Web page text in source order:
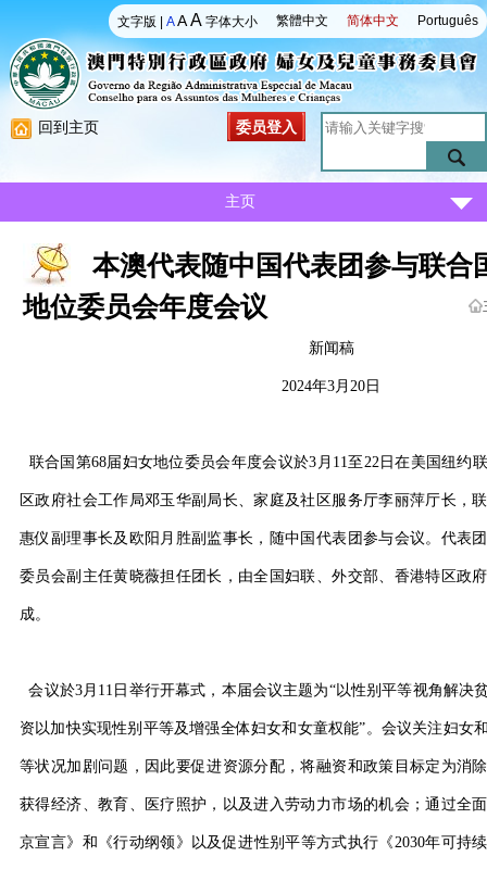
Português
简体中文
繁體中文
文字版 |A A A 字体大小
回到主页 委员登入
主页
本澳代表随中国代表团参与联合
地位委员会年度会议
新闻稿
2024年3月20日
联合国第68届妇女地位委员会年度会议於3月11至22日在美国纽约
区政府社会工作局邓玉华副局长、家庭及社区服务厅李丽萍厅长，
惠仪副理事长及欧阳月胜副监事长，随中国代表团参与会议。代表
委员会副主任黄晓薇担任团长，由全国妇联、外交部、香港特区政
成。
会议於3月11日举行开幕式，本届会议主题为“以性别平等视角解决
资以加快实现性别平等及增强全体妇女和女童权能”。会议关注妇女
等状况加剧问题，因此要促进资源分配，将融资和政策目标定为消
获得经济、教育、医疗照护，以及进入劳动力市场的机会；通过全
京宣言》和《行动纲领》以及促进性别平等方式执行《2030年可持